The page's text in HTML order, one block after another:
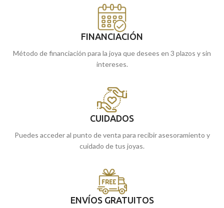
FINANCIACIÓN
Método de financiación para la joya que desees en 3 plazos y sin
intereses.
CUIDADOS
Puedes acceder al punto de venta para recibir asesoramiento y
cuidado de tus joyas.
ENVÍOS GRATUITOS